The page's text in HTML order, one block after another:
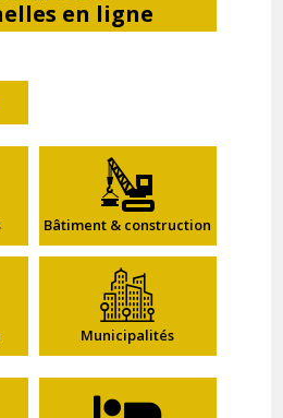
en ligne
Bâtiment & construction
Municipalités